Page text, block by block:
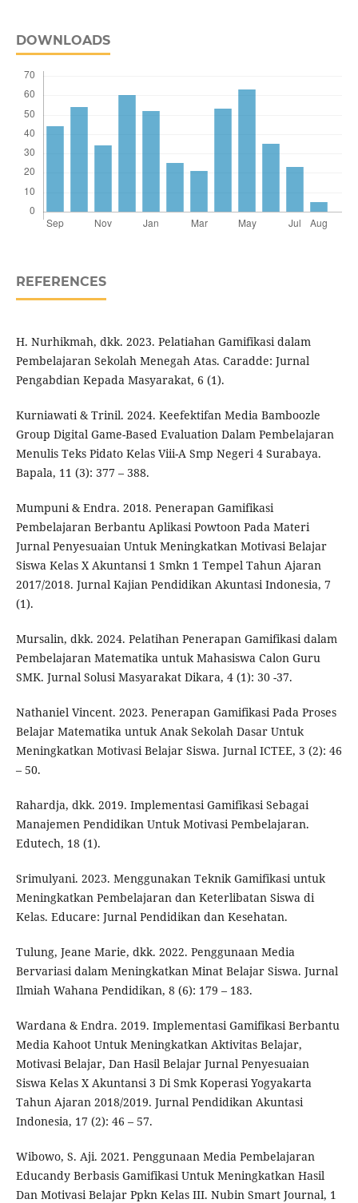
DOWNLOADS
REFERENCES
H. Nurhikmah, dkk. 2023. Pelatiahan Gamifikasi dalam
Pembelajaran Sekolah Menegah Atas. Caradde: Jurnal
Pengabdian Kepada Masyarakat, 6 (1).
Kurniawati & Trinil. 2024. Keefektifan Media Bamboozle
Group Digital Game-Based Evaluation Dalam Pembelajaran
Menulis Teks Pidato Kelas Viii-A Smp Negeri 4 Surabaya.
Bapala, 11 (3): 377 – 388.
Mumpuni & Endra. 2018. Penerapan Gamifikasi
Pembelajaran Berbantu Aplikasi Powtoon Pada Materi
Jurnal Penyesuaian Untuk Meningkatkan Motivasi Belajar
Siswa Kelas X Akuntansi 1 Smkn 1 Tempel Tahun Ajaran
2017/2018. Jurnal Kajian Pendidikan Akuntasi Indonesia, 7
(1).
Mursalin, dkk. 2024. Pelatihan Penerapan Gamifikasi dalam
Pembelajaran Matematika untuk Mahasiswa Calon Guru
SMK. Jurnal Solusi Masyarakat Dikara, 4 (1): 30 -37.
Nathaniel Vincent. 2023. Penerapan Gamifikasi Pada Proses
Belajar Matematika untuk Anak Sekolah Dasar Untuk
Meningkatkan Motivasi Belajar Siswa. Jurnal ICTEE, 3 (2): 46
– 50.
Rahardja, dkk. 2019. Implementasi Gamifikasi Sebagai
Manajemen Pendidikan Untuk Motivasi Pembelajaran.
Edutech, 18 (1).
Srimulyani. 2023. Menggunakan Teknik Gamifikasi untuk
Meningkatkan Pembelajaran dan Keterlibatan Siswa di
Kelas. Educare: Jurnal Pendidikan dan Kesehatan.
Tulung, Jeane Marie, dkk. 2022. Penggunaan Media
Bervariasi dalam Meningkatkan Minat Belajar Siswa. Jurnal
Ilmiah Wahana Pendidikan, 8 (6): 179 – 183.
Wardana & Endra. 2019. Implementasi Gamifikasi Berbantu
Media Kahoot Untuk Meningkatkan Aktivitas Belajar,
Motivasi Belajar, Dan Hasil Belajar Jurnal Penyesuaian
Siswa Kelas X Akuntansi 3 Di Smk Koperasi Yogyakarta
Tahun Ajaran 2018/2019. Jurnal Pendidikan Akuntasi
Indonesia, 17 (2): 46 – 57.
Wibowo, S. Aji. 2021. Penggunaan Media Pembelajaran
Educandy Berbasis Gamifikasi Untuk Meningkatkan Hasil
Dan Motivasi Belajar Ppkn Kelas III. Nubin Smart Journal, 1